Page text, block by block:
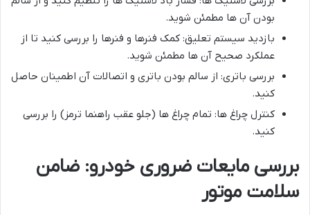
بودن آن ها مطمئن شوید.
بازدید سیستم تعلیق: کمک فنرها و فنرها را بررسی کنید تا از
عملکرد صحیح آن ها مطمئن شوید.
بررسی باتری: از سالم بودن باتری و اتصالات آن اطمینان حاصل
کنید.
کنترل چراغ ها: تمام چراغ ها (جلو عقب راهنما ترمز) را بررسی
کنید.
بررسی مایعات ضروری خودرو: ضامن
سلامت موتور